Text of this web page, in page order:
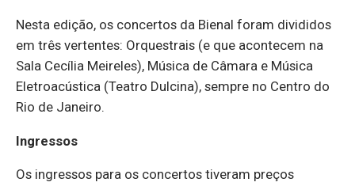
Nesta edição, os concertos da Bienal foram divididos
em três vertentes: Orquestrais (e que acontecem na
Sala Cecília Meireles), Música de Câmara e Música
Eletroacústica (Teatro Dulcina), sempre no Centro do
Rio de Janeiro.
Ingressos
Os ingressos para os concertos tiveram preços